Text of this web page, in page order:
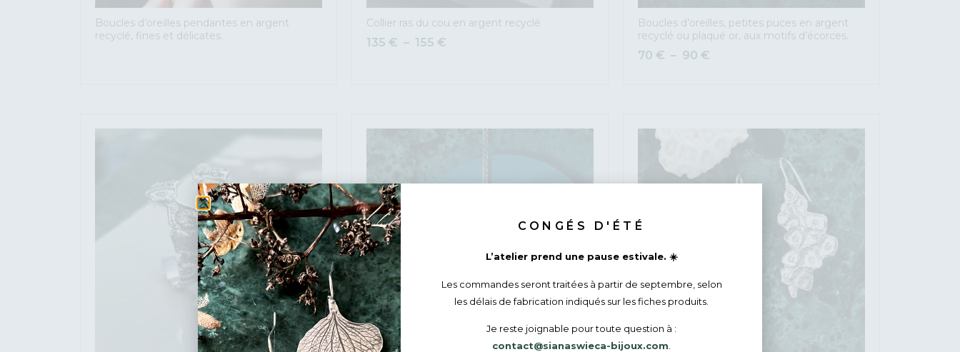
Boucles d’oreilles pendantes en argent
recyclé, fines et délicates.
Collier ras du cou en argent recyclé
135 € – 155 €
Boucles d’oreilles, petites puces en argent
recyclé ou plaqué or, aux motifs d’écorces.
70 € – 90 €
CONGÉS D'ÉTÉ
L’atelier prend une pause estivale. ☀️
Les commandes seront traitées à partir de septembre, selon
les délais de fabrication indiqués sur les fiches produits.
Je reste joignable pour toute question à :
contact@sianaswieca-bijoux.com